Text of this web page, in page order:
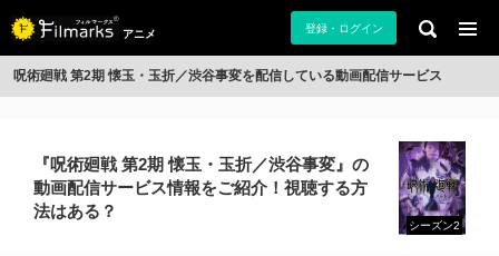
アニメ 登録・ログイン
呪術廻戦 第2期 懐玉・玉折／渋谷事変を配信している動画配信サービス
『呪術廻戦 第2期 懐玉・玉折／渋谷事変』の
動画配信サービス情報をご紹介！視聴する方
法はある？
シーズン2